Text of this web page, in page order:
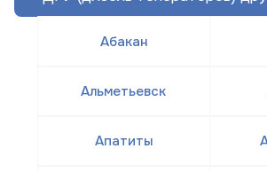
Абакан
Альметьевск
Апатиты